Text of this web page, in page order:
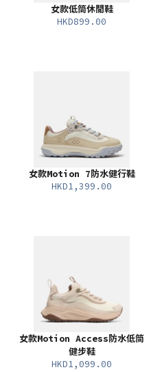
女款低筒休閒鞋
HKD899.00
女款Motion 7防水健行鞋
HKD1,399.00
女款Motion Access防水低筒
健步鞋
HKD1,099.00